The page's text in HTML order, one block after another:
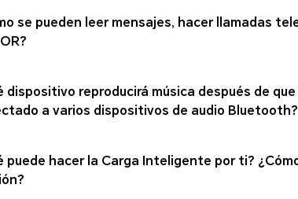
se pueden leer mensajes, hacer llamadas
dispositivo reproducirá música después de
a varios dispositivos de audio Bluetooth?
puede hacer la Carga Inteligente por ti?